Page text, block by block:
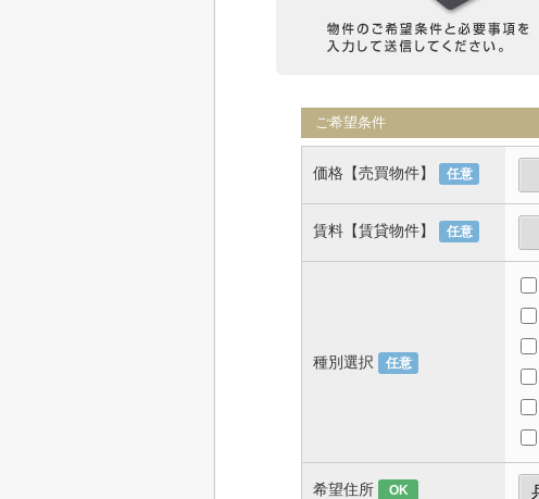
ご希望条件
価格【売買物件】 任意
賃料【賃貸物件】 任意
種別選択 任意
希望住所 OK